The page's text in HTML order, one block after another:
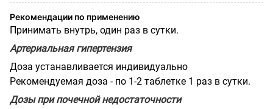
Рекомендации по применению
Принимать внутрь, один раз в сутки.
Артериальная гипертензия
Доза устанавливается индивидуально
Рекомендуемая доза - по 1-2 таблетке 1 раз в сутки.
Дозы при почечной недостаточности